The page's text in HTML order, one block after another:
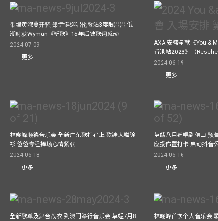
带埋黄淑蔓开骚 郑伊健巡唱伦敦站3度眼湿湿 低
潮时获Wyman《新歌》15年后被歌词感动
2024-07-09
更多
AXA 安盛呈献《You &
香港站2023》（
2024-06-19
更多
林晓峰顺德音乐会 全新广东歌打孖上 歌迷大嗌除
衫 爸爸专程捧场心情紧张
2024-06-18
更多
草蜢八月巡唱到佛山 预
应援佈置打卡 启动抖音
2024-06-16
更多
全新歌单及舞台战衣 到澳门举行音乐会 草蜢7月8
林晓峰首次个人音乐会